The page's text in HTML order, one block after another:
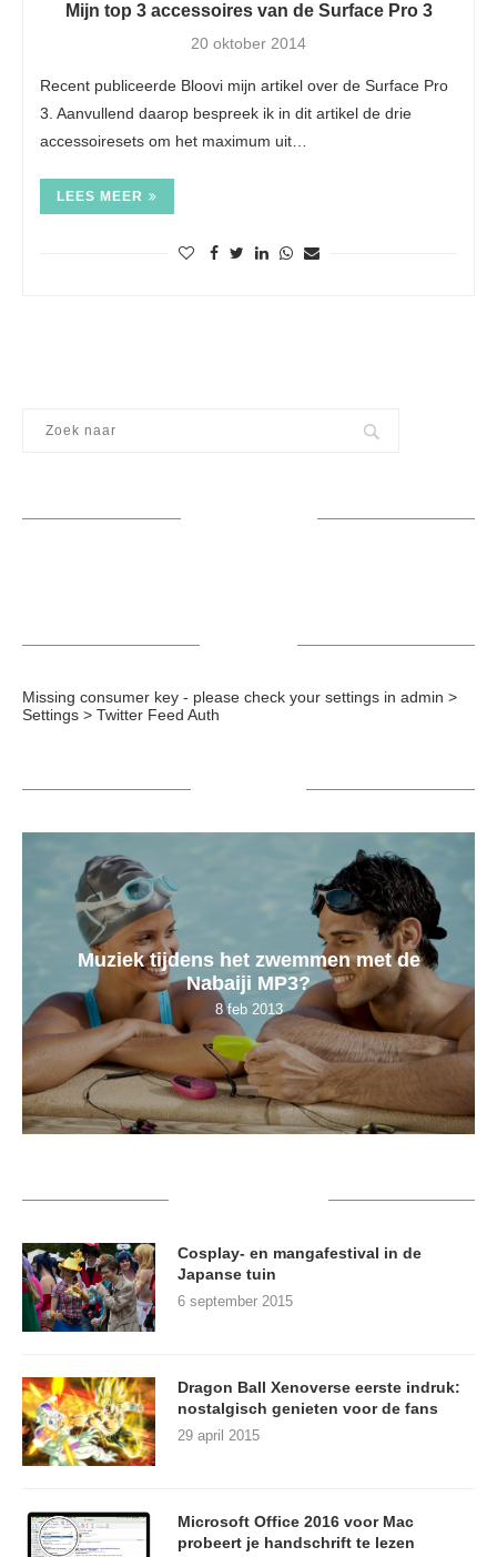
Mijn top 3 accessoires van de Surface Pro 3
20 oktober 2014
Recent publiceerde Bloovi mijn artikel over de Surface Pro
3. Aanvullend daarop bespreek ik in dit artikel de drie
accessoiresets om het maximum uit…
LEES MEER
Missing consumer key - please check your settings in admin >
Settings > Twitter Feed Auth
Muziek tijdens het zwemmen met de
Nabaiji MP3?
8 feb 2013
Cosplay- en mangafestival in de
Japanse tuin
6 september 2015
Dragon Ball Xenoverse eerste indruk:
nostalgisch genieten voor de fans
29 april 2015
Microsoft Office 2016 voor Mac
probeert je handschrift te lezen